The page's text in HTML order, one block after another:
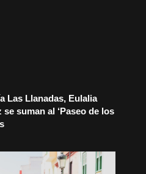
Las Llanadas, Eulalia
suman al ‘Paseo de los